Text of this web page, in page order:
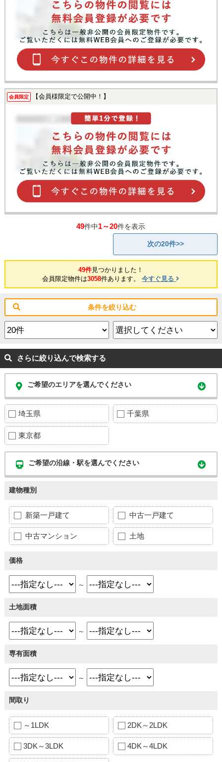
会員限定 【会員様限定で公開中！】
49件中1～20件を表示
次の20件>>
49件見つかりました！
会員限定物件は3058件あります。今すぐ見る
条件を絞り込む
さらに絞り込んで検索する
ご希望のエリアを選んでください
埼玉県 千葉県
東京都
ご希望の沿線・駅を選んでください
建物種別
新築一戸建て 中古一戸建て
中古マンション 土地
価格
～
土地面積
～
専有面積
～
間取り
～1LDK 2DK～2LDK
3DK～3LDK 4DK～4LDK